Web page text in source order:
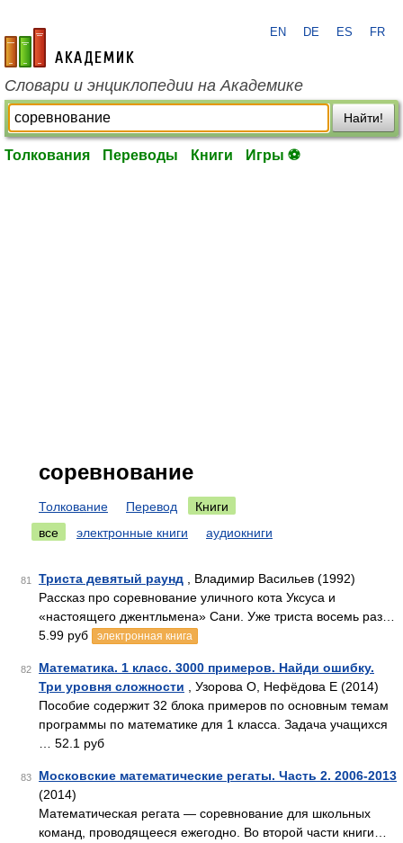
academic.ru
EN DE ES FR
Словари и энциклопедии на Академике
Найти!
Толкования Переводы Книги Игры ⚽
соревнование
Толкование Перевод
Книги
все
электронные книги аудиокниги
81 Триста девятый раунд , Владимир Васильев (1992)
Рассказ про соревнование уличного кота Уксуса и
«настоящего джентльмена» Сани. Уже триста восемь раз…
5.99 руб
электронная книга
82
Математика. 1 класс. 3000 примеров. Найди ошибку.
Три уровня сложности , Узорова О, Нефёдова Е (2014)
Пособие содержит 32 блока примеров по основным темам
программы по математике для 1 класса. Задача учащихся
… 52.1 руб
83
Московские математические регаты. Часть 2. 2006-2013
(2014)
Математическая регата — соревнование для школьных
команд, проводящееся ежегодно. Во второй части книги…